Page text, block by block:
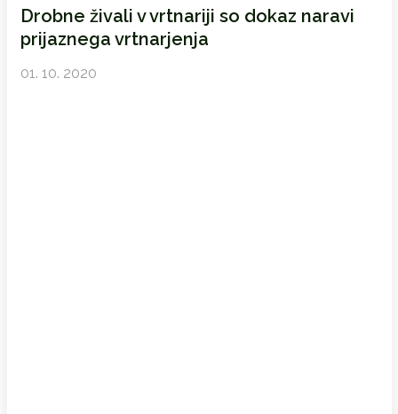
Drobne živali v vrtnariji so dokaz naravi
prijaznega vrtnarjenja
01. 10. 2020